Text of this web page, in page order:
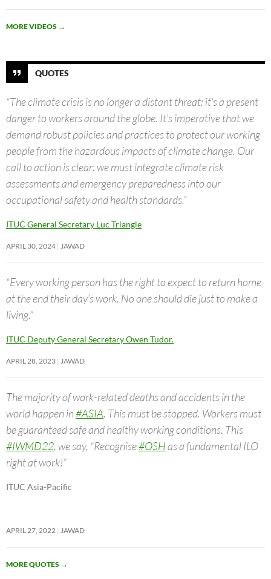
MORE VIDEOS →
QUOTES
“The climate crisis is no longer a distant threat; it’s a present
danger to workers around the globe. It’s imperative that we
demand robust policies and practices to protect our working
people from the hazardous impacts of climate change. Our
call to action is clear: we must integrate climate risk
assessments and emergency preparedness into our
occupational safety and health standards.”
ITUC General Secretary Luc Triangle
APRIL 30, 2024 JAWAD
“Every working person has the right to expect to return home
at the end their day’s work. No one should die just to make a
living.”
ITUC Deputy General Secretary Owen Tudor.
APRIL 28, 2023 JAWAD
The majority of work-related deaths and accidents in the
world happen in#ASIA. This must be stopped. Workers must
be guaranteed safe and healthy working conditions. This
#IWMD22, we say, “Recognise#OSHas a fundamental ILO
right at work!”
ITUC Asia-Pacific
APRIL 27, 2022 JAWAD
MORE QUOTES →